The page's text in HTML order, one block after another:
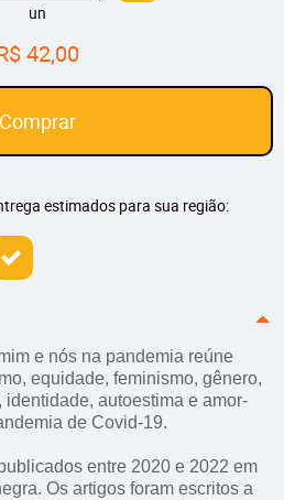
un
42,00
Comprar
estimados para sua região:
e nós na pandemia reúne
equidade, feminismo, gênero,
autoestima e amor-
de Covid-19.
entre 2020 e 2022 em
Os artigos foram escritos a